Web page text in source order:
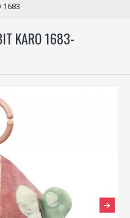
1683
KARO 1683-